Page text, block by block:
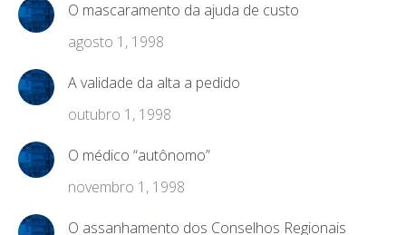
O mascaramento da ajuda de custo
agosto 1, 1998
A validade da alta a pedido
outubro 1, 1998
O médico “autônomo”
novembro 1, 1998
O assanhamento dos Conselhos Regionais